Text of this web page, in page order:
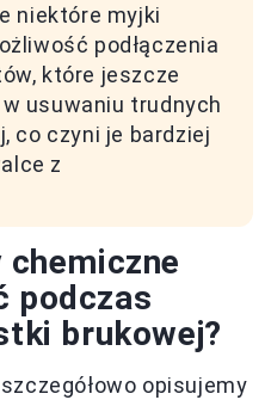
niektóre myjki
podłączenia
które jeszcze
usuwaniu trudnych
co czyni je bardziej
z
podczas
brukowej?
opisujemy